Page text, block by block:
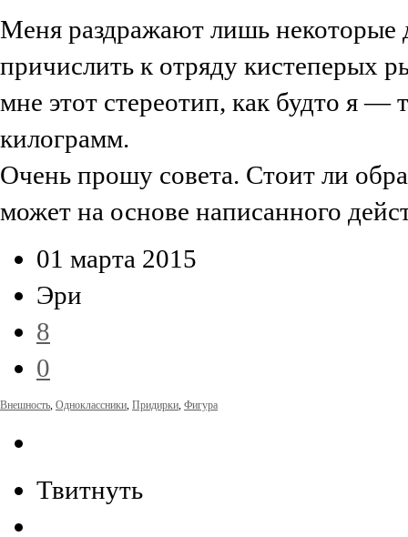
Меня раздражают лишь некоторые
причислить к отряду кистеперых
мне этот стереотип, как будто я —
килограмм.
Очень прошу совета. Стоит ли
может на основе написанного
01 марта 2015
Эри
8
0
Внешность, Одноклассники, Придирки, Фигура
Твитнуть